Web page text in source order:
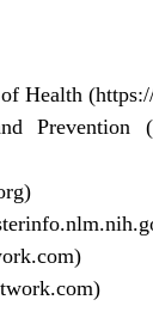
Health
Prevention